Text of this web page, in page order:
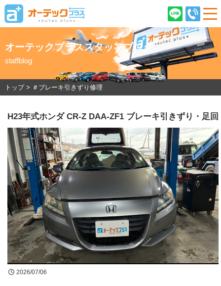
ご契約後のお客様へ 店舗情報
企業情報 採用情報
在庫車情報
オーテックプラスとは
ご購入の流れ
オーテック安心保証
車検・ピットサービス
買取無料査定
お問合せ
オーテックプラススタッフブログ
staffblog
トップ> ＃ブレーキ引きずり修理
H23年式ホンダ CR-Z DAA-ZF1 ブレーキ引きずり
2026/07/06